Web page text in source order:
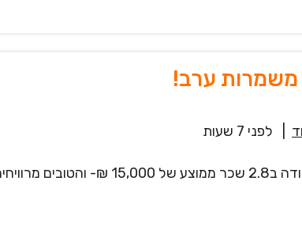
משמרות ערב!
לפני 7 שעות